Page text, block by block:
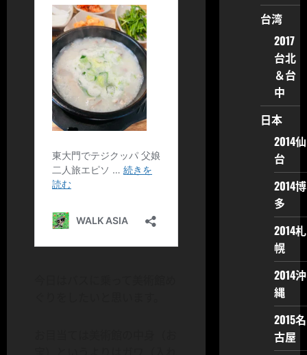
台湾
2017
台北
＆台
中
日本
2014仙
台
2014博
多
2014札
幌
2014沖
縄
2015名
古屋